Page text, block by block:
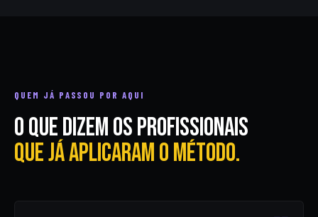
QUEM JÁ PASSOU POR AQUI
O que dizem os profissionais
que já aplicaram o método.